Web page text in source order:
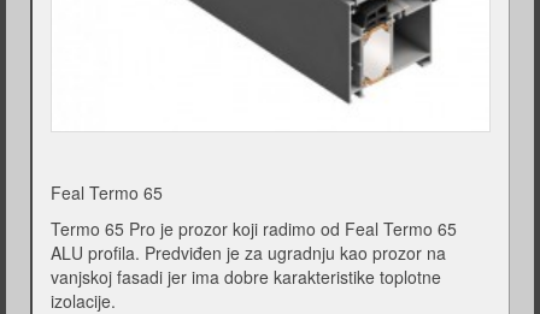
Feal Termo 65
Termo 65 Pro je prozor koji radimo od Feal Termo 65
ALU profila. Predviđen je za ugradnju kao prozor na
vanjskoj fasadi jer ima dobre karakteristike toplotne
izolacije.